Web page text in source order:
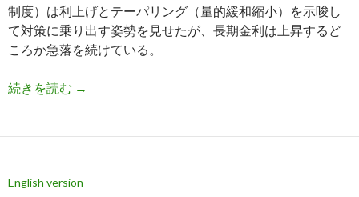
制度）は利上げとテーパリング（量的緩和縮小）を示唆し
て対策に乗り出す姿勢を見せたが、長期金利は上昇するど
ころか急落を続けている。
続きを読む 長期金利低下でインフレバブル拡大、暗号通貨上
→
English version